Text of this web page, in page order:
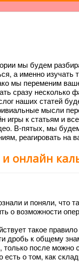
мы будем
а именно
мы переменим
сразу несколько
наших статей
мысли
игры к статьям и
В-пятых, мы
реагировать на
онлайн
и поняли, что
о возможности
такое
дробь к общему
только после
есть о том, как